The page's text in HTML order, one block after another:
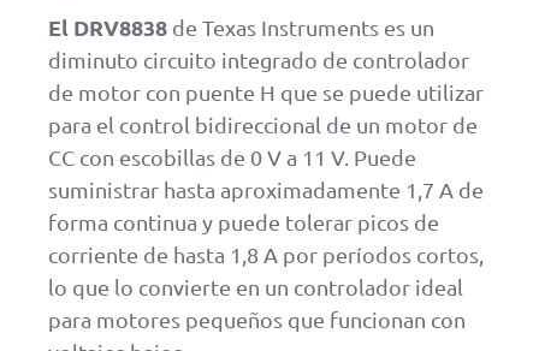
El DRV8838 de Texas Instruments es un
diminuto circuito integrado de controlador
de motor con puente H que se puede utilizar
para el control bidireccional de un motor de
CC con escobillas de 0 V a 11 V. Puede
suministrar hasta aproximadamente 1,7 A de
forma continua y puede tolerar picos de
corriente de hasta 1,8 A por períodos cortos,
lo que lo convierte en un controlador ideal
para motores pequeños que funcionan con